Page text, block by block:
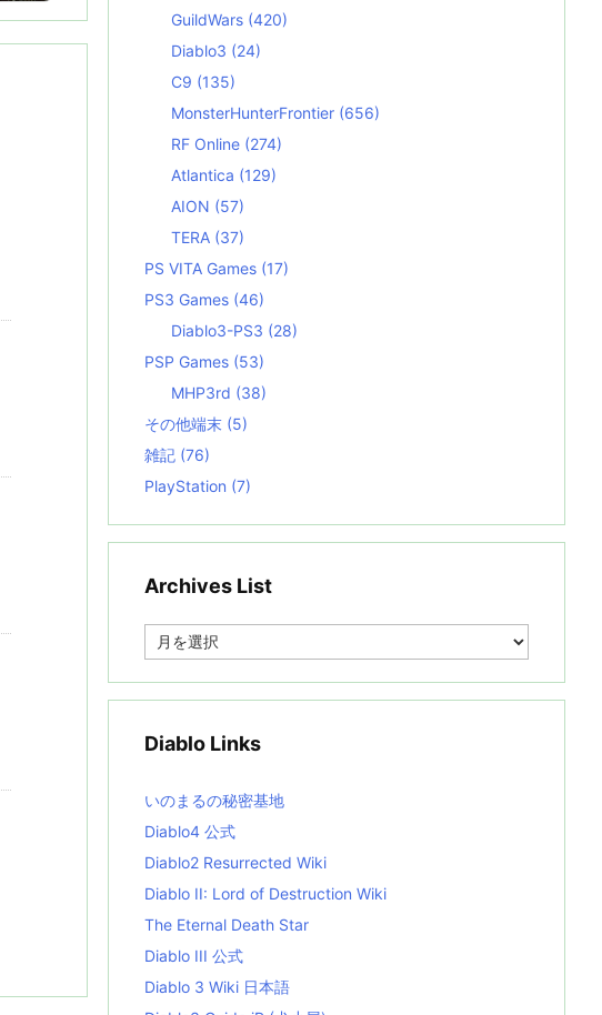
GuildWars (420)
Diablo3 (24)
C9 (135)
MonsterHunterFrontier (656)
RF Online (274)
Atlantica (129)
AION (57)
TERA (37)
PS VITA Games (17)
PS3 Games (46)
Diablo3-PS3 (28)
PSP Games (53)
MHP3rd (38)
その他端末 (5)
雑記 (76)
PlayStation (7)
Archives List
e
i
s
t
Diablo Links
いのまるの秘密基地
Diablo4 公式
Diablo2 Resurrected Wiki
Diablo II: Lord of Destruction Wiki
The Eternal Death Star
Diablo III 公式
Diablo 3 Wiki 日本語